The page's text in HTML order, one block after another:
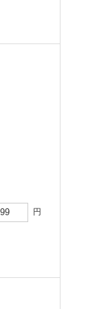
円